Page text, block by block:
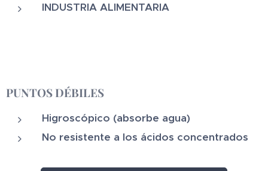
INDUSTRIA ALIMENTARIA
PUNTOS DÉBILES
Higroscópico (absorbe agua)
No resistente a los ácidos concentrados